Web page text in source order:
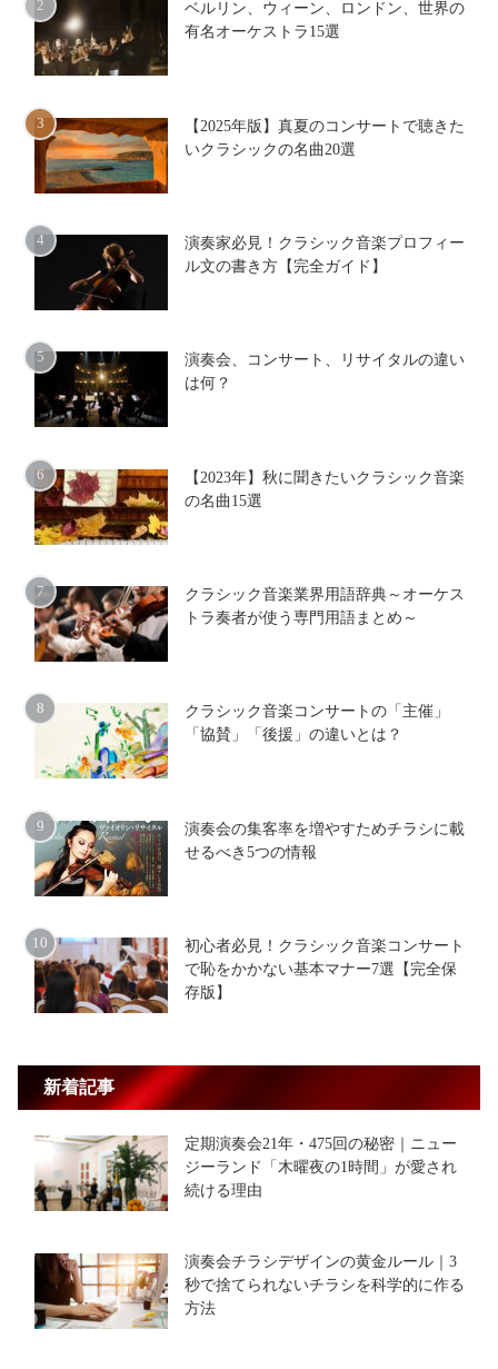
ベルリン、ウィーン、ロンドン、世界の
有名オーケストラ15選
【2025年版】真夏のコンサートで聴きた
いクラシックの名曲20選
演奏家必見！クラシック音楽プロフィー
ル文の書き方【完全ガイド】
演奏会、コンサート、リサイタルの違い
は何？
【2023年】秋に聞きたいクラシック音楽
の名曲15選
クラシック音楽業界用語辞典～オーケス
トラ奏者が使う専門用語まとめ～
クラシック音楽コンサートの「主催」
「協賛」「後援」の違いとは？
演奏会の集客率を増やすためチラシに載
せるべき5つの情報
初心者必見！クラシック音楽コンサート
で恥をかかない基本マナー7選【完全保
存版】
新着記事
定期演奏会21年・475回の秘密｜ニュー
ジーランド「木曜夜の1時間」が愛され
続ける理由
演奏会チラシデザインの黄金ルール｜3
秒で捨てられないチラシを科学的に作る
方法